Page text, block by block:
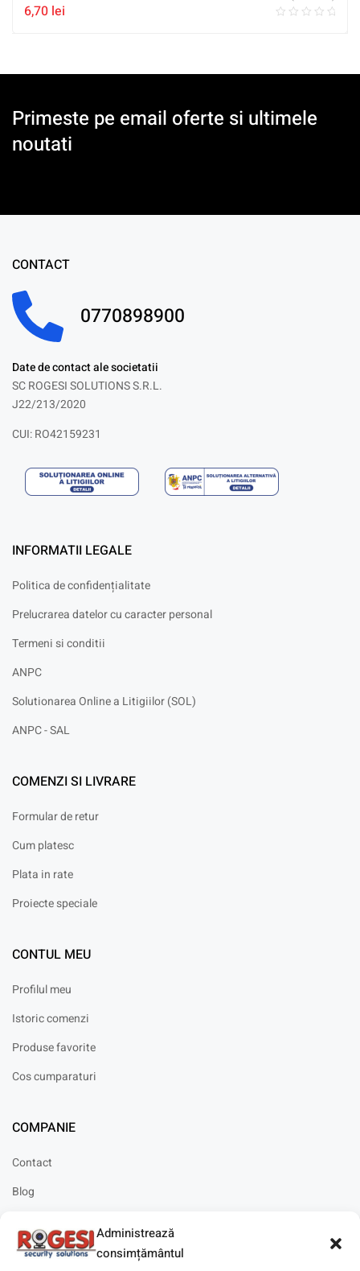
Administrează
consimțământul
6,70 lei
Primeste pe email oferte si ultimele
noutati
CONTACT
0770898900
Date de contact ale societatii
SC ROGESI SOLUTIONS S.R.L.
J22/213/2020
CUI: RO42159231
INFORMATII LEGALE
Politica de confidențialitate
Prelucrarea datelor cu caracter personal
Termeni si conditii
ANPC
Solutionarea Online a Litigiilor (SOL)
ANPC - SAL
COMENZI SI LIVRARE
Formular de retur
Cum platesc
Plata in rate
Proiecte speciale
CONTUL MEU
Profilul meu
Istoric comenzi
Produse favorite
Cos cumparaturi
COMPANIE
Contact
Blog
Solicitare instalare